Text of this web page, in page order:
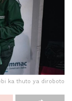
ka thuto ya diroboto